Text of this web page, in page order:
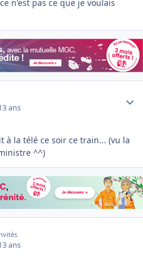
n'est pas ce que je voulais
ans
à la télé ce soir ce train... (vu la
^^)
ans